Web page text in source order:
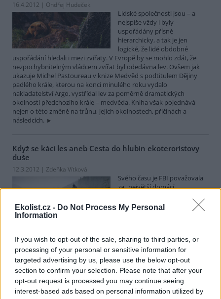
Ekolist.cz - Do Not Process My Personal
Information
If you wish to opt-out of the sale, sharing to third parties, or
processing of your personal or sensitive information for
targeted advertising by us, please use the below opt-out
section to confirm your selection. Please note that after your
opt-out request is processed you may continue seeing
interest-based ads based on personal information utilized by
16.4.2012 | Ondřej Hudeček
Lidské společnosti jsou – a
nejspíše vždy i byly –
uspořádány přísně
hierarchicky, a tak je jen
logické, že lidé obdobné
uspořádání hledali i mezi zvířaty. V Evropě by se mohlo zdát, že
nezpochybnitelným vládcem zvířat byl odedávna lev. Ovšem jak
ukazuje Michel Pastoureau v knize Medvěd s podtitulem Dějiny
padlého krále, kterou na konci minulého roku vydalo
nakladatelství Argo, vystřídal lev za poměrně dramatických
okolností předchozího krále – medvěda. Kniha však pojednává
nejen o této změně na trůnu, jejích okolnostech, příčinách a
následcích.
Když se kácí les aneb Cesta do hlubin ekoteroristovy
duše
12.3.2012 | Zdeňka Vítková
Svého času je FBI považovala
za „největší domácí
zánik radikálního hnutí
páchajícího žhářské útoky
filmu je osobní příběh amerického aktivisty Daniela McGowena.
Film se promítá v rámci festivalu dokumentů o lidských právech
Jeden svět.
1 | | 14 |